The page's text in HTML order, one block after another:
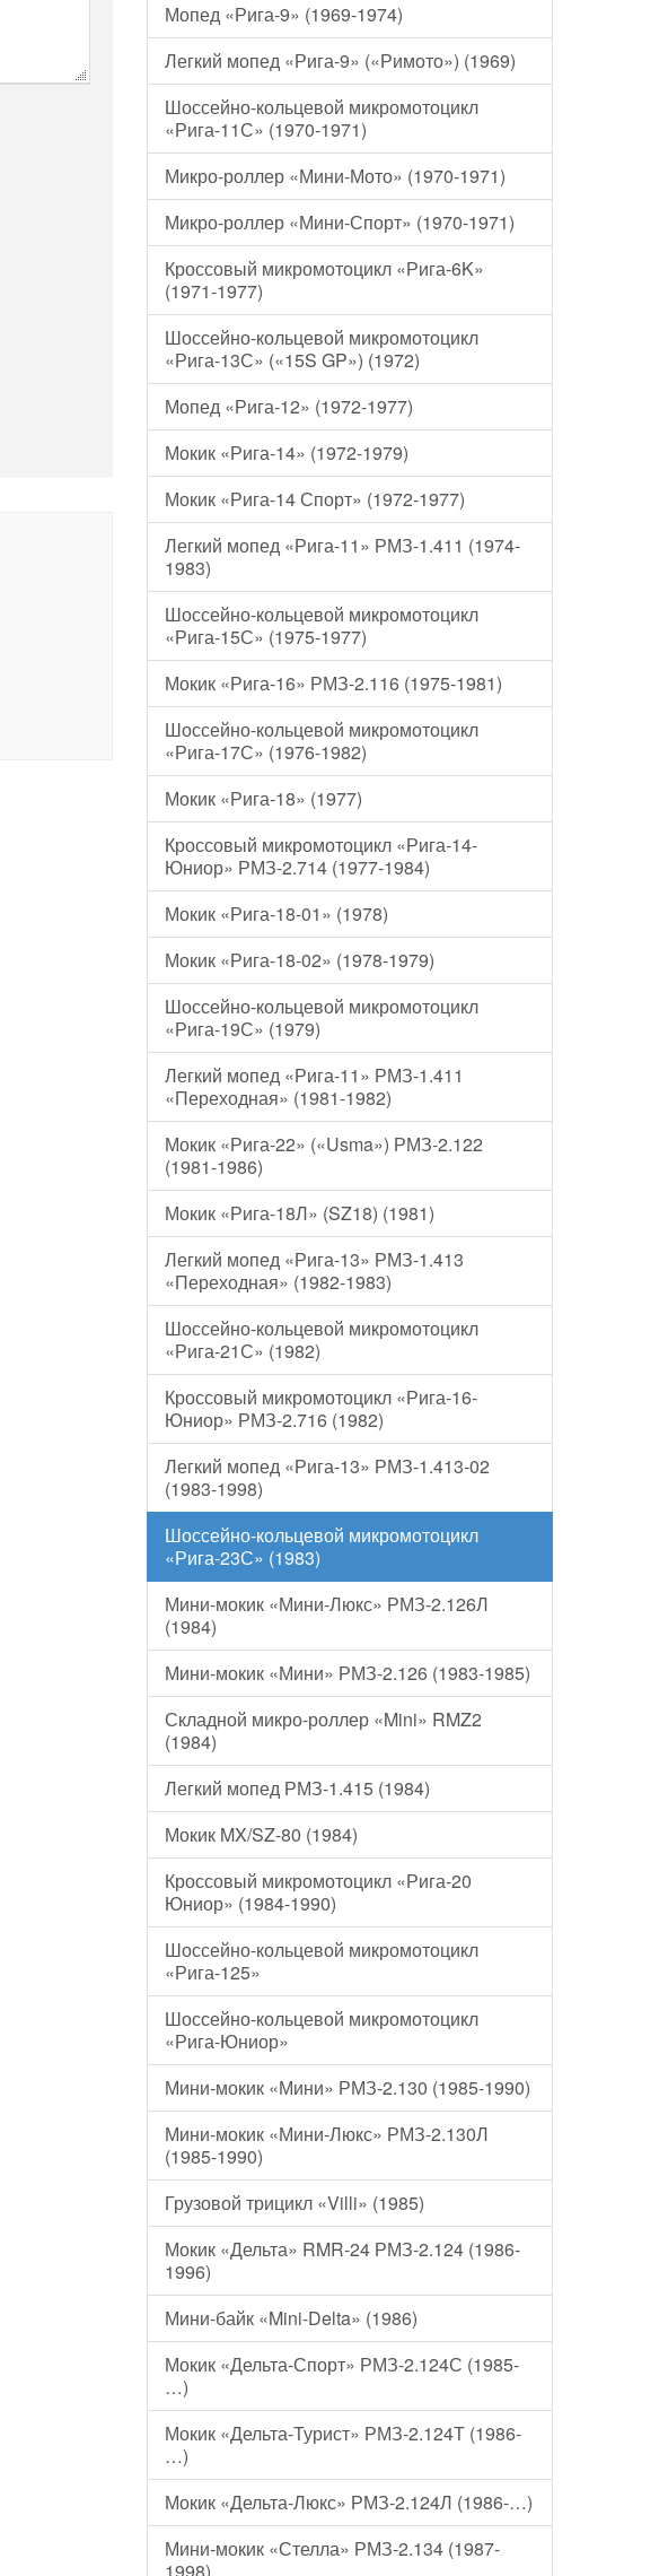
Мопед «Рига-9» (1969-1974)
Легкий мопед «Рига-9» («Римото») (1969)
Шоссейно-кольцевой микромотоцикл
«Рига-11С» (1970-1971)
Микро-роллер «Мини-Мото» (1970-1971)
Микро-роллер «Мини-Спорт» (1970-1971)
Кроссовый микромотоцикл «Рига-6K»
(1971-1977)
Шоссейно-кольцевой микромотоцикл
«Рига-13С» («15S GP») (1972)
Мопед «Рига-12» (1972-1977)
Мокик «Рига-14» (1972-1979)
Мокик «Рига-14 Спорт» (1972-1977)
Легкий мопед «Рига-11» РМЗ-1.411 (1974-
1983)
Шоссейно-кольцевой микромотоцикл
«Рига-15С» (1975-1977)
Мокик «Рига-16» РМЗ-2.116 (1975-1981)
Шоссейно-кольцевой микромотоцикл
«Рига-17С» (1976-1982)
Мокик «Рига-18» (1977)
Кроссовый микромотоцикл «Рига-14-
Юниор» РМЗ-2.714 (1977-1984)
Мокик «Рига-18-01» (1978)
Мокик «Рига-18-02» (1978-1979)
Шоссейно-кольцевой микромотоцикл
«Рига-19С» (1979)
Легкий мопед «Рига-11» РМЗ-1.411
«Переходная» (1981-1982)
Мокик «Рига-22» («Usma») РМЗ-2.122
(1981-1986)
Мокик «Рига-18Л» (SZ18) (1981)
Легкий мопед «Рига-13» РМЗ-1.413
«Переходная» (1982-1983)
Шоссейно-кольцевой микромотоцикл
«Рига-21С» (1982)
Кроссовый микромотоцикл «Рига-16-
Юниор» РМЗ-2.716 (1982)
Легкий мопед «Рига-13» РМЗ-1.413-02
(1983-1998)
Шоссейно-кольцевой микромотоцикл
«Рига-23С» (1983)
Мини-мокик «Мини-Люкс» РМЗ-2.126Л
(1984)
Мини-мокик «Мини» РМЗ-2.126 (1983-1985)
Складной микро-роллер «Mini» RMZ2
(1984)
Легкий мопед РМЗ-1.415 (1984)
Мокик MX/SZ-80 (1984)
Кроссовый микромотоцикл «Рига-20
Юниор» (1984-1990)
Шоссейно-кольцевой микромотоцикл
«Рига-125»
Шоссейно-кольцевой микромотоцикл
«Рига-Юниор»
Мини-мокик «Мини» РМЗ-2.130 (1985-1990)
Мини-мокик «Мини-Люкс» РМЗ-2.130Л
(1985-1990)
Грузовой трицикл «Villi» (1985)
Мокик «Дельта» RMR-24 РМЗ-2.124 (1986-
1996)
Мини-байк «Mini-Delta» (1986)
Мокик «Дельта-Спорт» РМЗ-2.124С (1985-
…)
Мокик «Дельта-Турист» РМЗ-2.124Т (1986-
…)
Мокик «Дельта-Люкс» РМЗ-2.124Л (1986-…)
Мини-мокик «Стелла» РМЗ-2.134 (1987-